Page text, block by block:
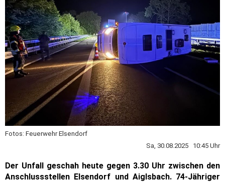
Fotos: Feuerwehr Elsendorf
Sa, 30.08.2025 10:45 Uhr
Der Unfall geschah heute gegen 3.30 Uhr zwischen den
Anschlussstellen Elsendorf und Aiglsbach. 74-Jähriger